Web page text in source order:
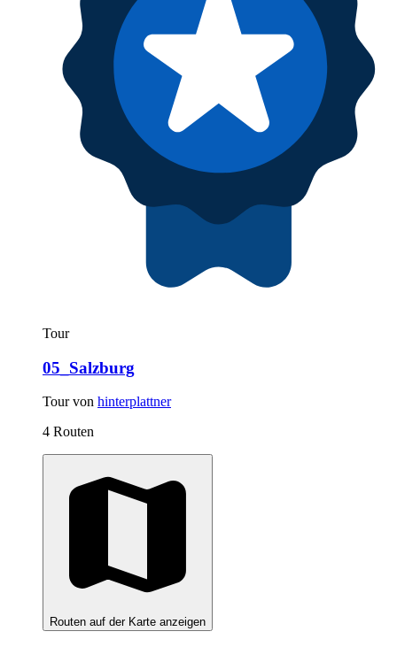
Tour
05_Salzburg
Tour von hinterplattner
4 Routen
Routen auf der Karte anzeigen